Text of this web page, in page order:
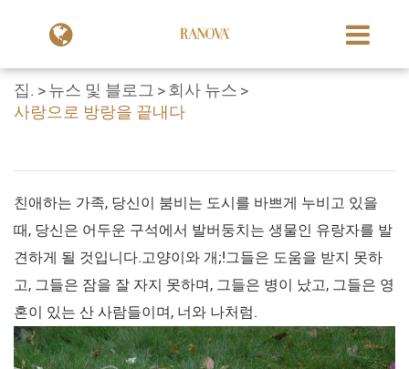
집. 뉴스 및 블로그
회사 뉴스
사랑으로 방랑을 끝내다
친애하는 가족, 당신이 붐비는 도시를 바쁘게 누비고 있을
때, 당신은 어두운 구석에서 발버둥치는 생물인 유랑자를 발
견하게 될 것입니다.고양이와 개;!그들은 도움을 받지 못하
고, 그들은 잠을 잘 자지 못하며, 그들은 병이 났고, 그들은 영
혼이 있는 산 사람들이며, 너와 나처럼.